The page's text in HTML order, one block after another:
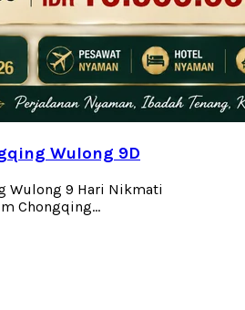
Wulong 9D
Wulong 9 Hari Nikmati
Chongqing...